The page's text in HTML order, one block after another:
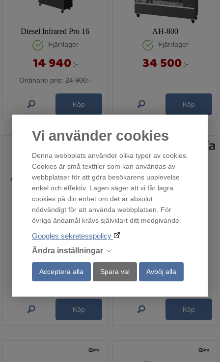
Vi använder cookies
Denna webbplats använder olika typer av cookies.
Cookies är små textfiler som kan användas av
webbplatser för att göra besökarens upplevelse
enkel och effektiv. Lagen säger att vi får lagra
cookies på din enhet om det är absolut
nödvändigt för att använda webbplatsen. För
övriga ändamål krävs självklart ditt medgivande.
Googles sekretesspolicy
Ändra inställningar
Acceptera alla Spara val Avböj alla
Diesel Infrared Pro 16
Fjärrlager
14 940 :-
Ordinarie pris: 24 900:-
Köp
AH-800
Fjärrlager
34 500 :-
Köp
TC-PG 55/E5
Fjärrlager
9 490 :-
Köp
899 :-
Köp